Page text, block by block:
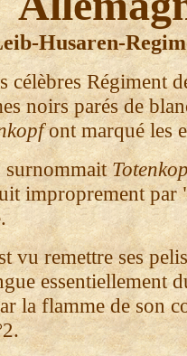
Husaren-
célèbres Régiment
noirs parés de
ont marqué les
surnommait
improprement par
vu remettre ses
essentiellement
la flamme de son